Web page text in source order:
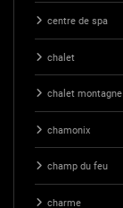
centre de spa
chalet
chalet montagne
chamonix
champ du feu
charme